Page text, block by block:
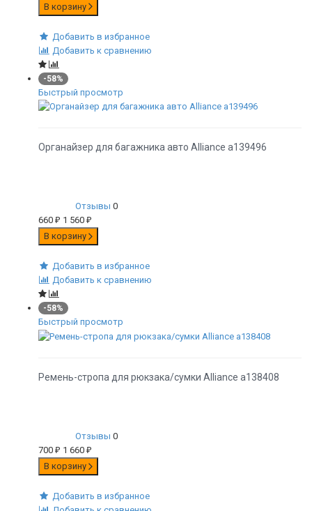
В корзину
Добавить в избранное
Добавить к сравнению
-58%
Быстрый просмотр
Органайзер для багажника авто Alliance а139496
Отзывы 0
660 ₽ 1 560 ₽
В корзину
Добавить в избранное
Добавить к сравнению
-58%
Быстрый просмотр
Ремень-стропа для рюкзака/сумки Alliance а138408
Отзывы 0
700 ₽ 1 660 ₽
В корзину
Добавить в избранное